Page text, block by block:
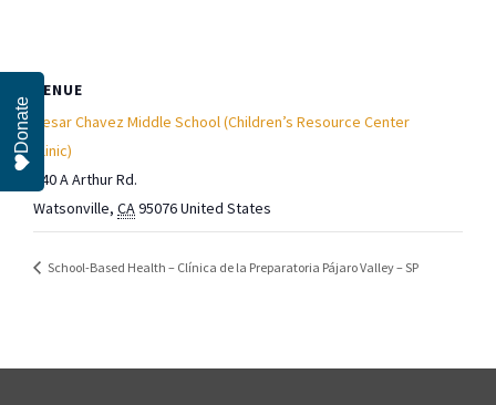
VENUE
Cesar Chavez Middle School (Children’s Resource Center
Clinic)
440 A Arthur Rd.
Watsonville, CA95076United States
School-Based Health – Clínica de la Preparatoria Pájaro Valley – SP
Donate